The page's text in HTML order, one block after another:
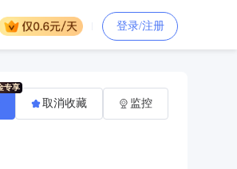
登录/注册
取消收藏 监控